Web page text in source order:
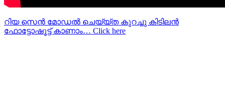
റിയ സെന്‍ മോഡല്‍ ചെയ്യ്ത കുറച്ചു കിടിലന്‍
ഫോട്ടോഷൂട്ട്‌ കാണാം… Click here